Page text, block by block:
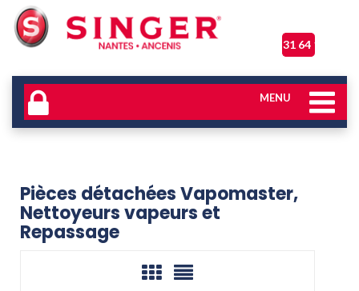
06 31 64 17 04
MENU
Pièces détachées Vapomaster,
Nettoyeurs vapeurs et
Repassage